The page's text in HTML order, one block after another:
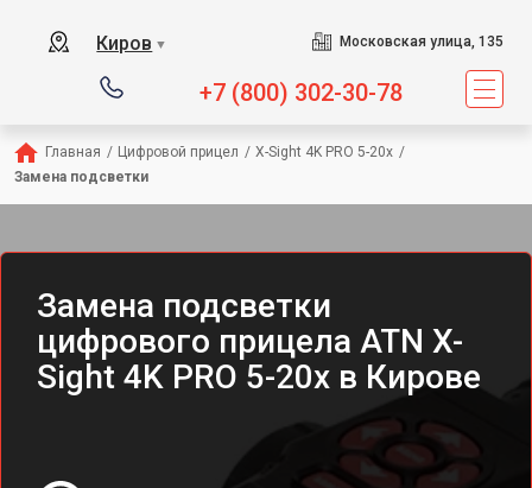
Киров ▼ Московская улица, 135
+7 (800) 302-30-78
Главная / Цифровой прицел / X-Sight 4K PRO 5-20x /
Замена подсветки
Замена подсветки
цифрового прицела ATN X-
Sight 4K PRO 5-20x в Кирове